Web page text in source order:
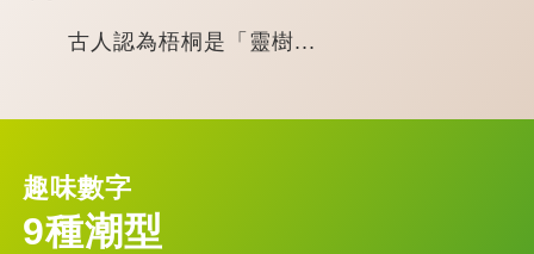
古人認為梧桐是「靈樹...
趣味數字
9種潮型